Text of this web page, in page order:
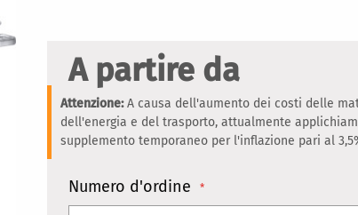
A partire da
Attenzione:A causa dell'aumento dei costi delle
dell'energia e del trasporto, attualmente
supplemento temporaneo per l'inflazione pari al
Numero d'ordine